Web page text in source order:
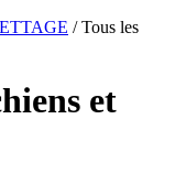
/Tous les
et